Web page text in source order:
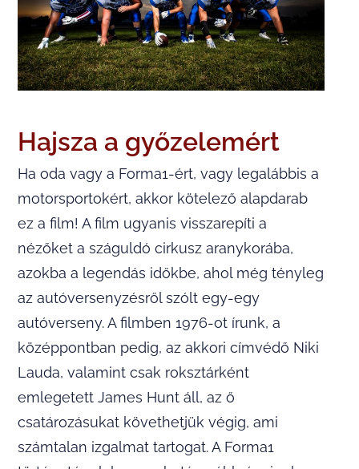
Hajsza a győzelemért
Ha oda vagy a Forma1-ért, vagy legalábbis a
motorsportokért, akkor kötelező alapdarab
ez a film! A film ugyanis visszarepíti a
nézőket a száguldó cirkusz aranykorába,
azokba a legendás időkbe, ahol még tényleg
az autóversenyzésről szólt egy-egy
autóverseny. A filmben 1976-ot írunk, a
középpontban pedig, az akkori címvédő Niki
Lauda, valamint csak roksztárként
emlegetett James Hunt áll, az ő
csatározásukat követhetjük végig, ami
számtalan izgalmat tartogat. A Forma1